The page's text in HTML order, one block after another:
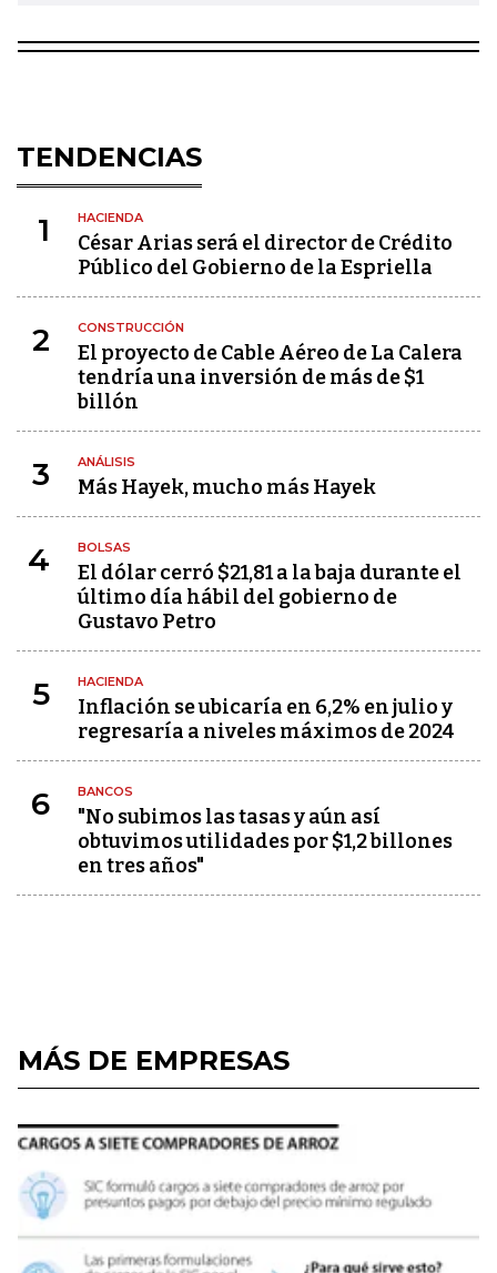
TENDENCIAS
1 HACIENDA
César Arias será el director de Crédito
Público del Gobierno de la Espriella
2 CONSTRUCCIÓN
El proyecto de Cable Aéreo de La Calera
tendría una inversión de más de $1
billón
3 ANÁLISIS
Más Hayek, mucho más Hayek
4 BOLSAS
El dólar cerró $21,81 a la baja durante el
último día hábil del gobierno de
Gustavo Petro
5 HACIENDA
Inflación se ubicaría en 6,2% en julio y
regresaría a niveles máximos de 2024
6 BANCOS
"No subimos las tasas y aún así
obtuvimos utilidades por $1,2 billones
en tres años"
MÁS DE EMPRESAS